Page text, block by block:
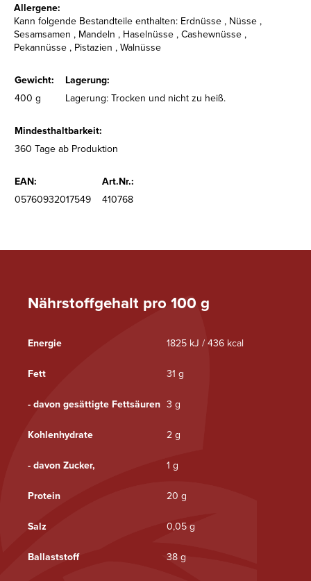
Nährstoffgehalt pro 100 g
Energie 1825 kJ / 436 kcal
Fett 31 g
- davon gesättigte Fettsäuren 3 g
Kohlenhydrate 2 g
- davon Zucker, 1 g
Protein 20 g
Salz 0,05 g
Ballaststoff 38 g
Allergene:
Kann folgende Bestandteile enthalten: Erdnüsse , Nüsse ,
Sesamsamen , Mandeln , Haselnüsse , Cashewnüsse ,
Pekannüsse , Pistazien , Walnüsse
Gewicht:
Lagerung:
400 g
Lagerung: Trocken und nicht zu heiß.
Mindesthaltbarkeit:
360 Tage ab Produktion
EAN:
Art.Nr.:
05760932017549
410768